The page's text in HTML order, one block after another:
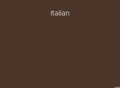
Italian